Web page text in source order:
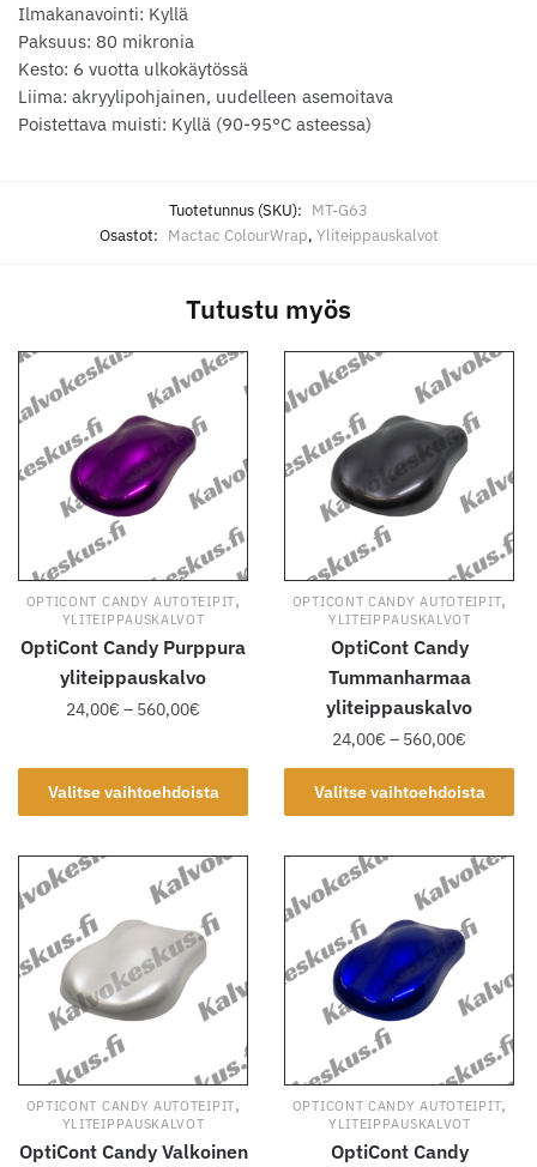
Ilmakanavointi: Kyllä
Paksuus: 80 mikronia
Kesto: 6 vuotta ulkokäytössä
Liima: akryylipohjainen, uudelleen asemoitava
Poistettava muisti: Kyllä (90-95°C asteessa)
Tuotetunnus (SKU): MT-G63
Osastot: Mactac ColourWrap, Yliteippauskalvot
Tutustu myös
OPTICONT CANDY AUTOTEIPIT,
YLITEIPPAUSKALVOT
OptiCont Candy Purppura
yliteippauskalvo
24,00€ – 560,00€
560,00€
Valitse vaihtoehdoista
tuotteella
on
muunnelma.
Voit
tehdä
valinnat
tuotteen
sivulla.
OPTICONT CANDY AUTOTEIPIT,
YLITEIPPAUSKALVOT
OptiCont Candy
Tummanharmaa
yliteippauskalvo
24,00€ – 560,00€
24,00€
-
560,00€
Valitse vaihtoehdoista
Tällä
tuotteella
useampi
muunnelma.
Voit
tehdä
valinnat
tuotteen
OPTICONT CANDY AUTOTEIPIT,
YLITEIPPAUSKALVOT
OptiCont Candy Valkoinen
OPTICONT CANDY AUTOTEIPIT,
YLITEIPPAUSKALVOT
OptiCont Candy